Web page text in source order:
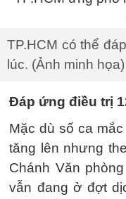
TP.HCM có thể
lúc. (Ảnh minh họa)
Đáp ứng điều trị
Mặc dù số ca
tăng lên nhưng
Chánh Văn
vẫn đang ở đợt